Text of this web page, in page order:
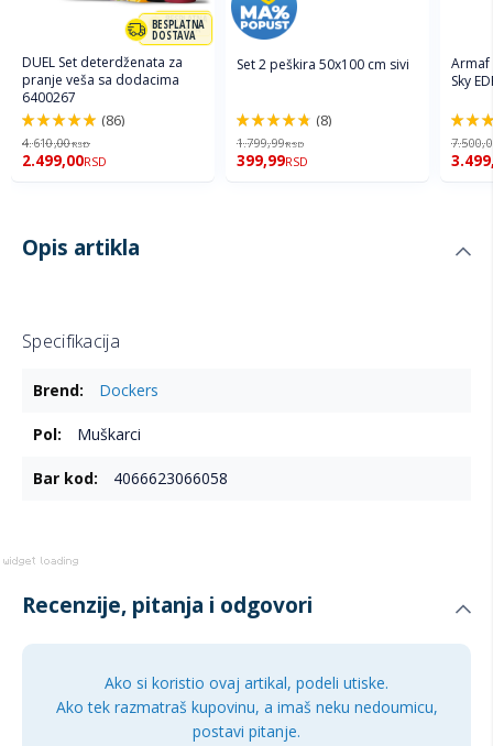
BESPLATNA
DOSTAVA
DUEL Set deterdženata za
pranje veša sa dodacima
6400267
98%
(86)
4.610,00RSD
2.499,00RSD
Set 2 peškira 50x100 cm sivi
96%
(8)
1.799,99RSD
399,99RSD
Armaf
Sky
94%
Opis artikla
Specifikacija
informacijaDockers
Muškarci
4066623066058
Recenzije, pitanja i odgovori
Ako si koristio ovaj artikal, podeli utiske.
Ako tek razmatraš kupovinu, a imaš neku nedoumicu,
postavi pitanje.